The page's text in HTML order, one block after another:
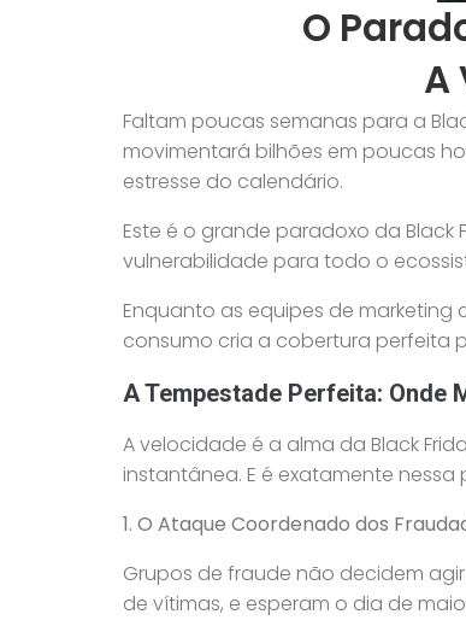
O
A
Faltam poucas semanas para a
movimentará bilhões em poucas
estresse do calendário.
Este é o grande paradoxo da
vulnerabilidade para todo o
Enquanto as equipes de
consumo cria a cobertura perfeita
A Tempestade Perfeita: Onde
A velocidade é a alma da Black
instantânea. E é exatamente
1. O Ataque Coordenado dos
Grupos de fraude não decidem agir
de vítimas, e esperam o dia de